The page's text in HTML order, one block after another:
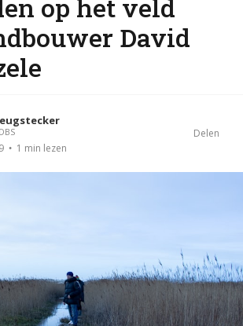
op het veld
David
1 min lezen
Delen